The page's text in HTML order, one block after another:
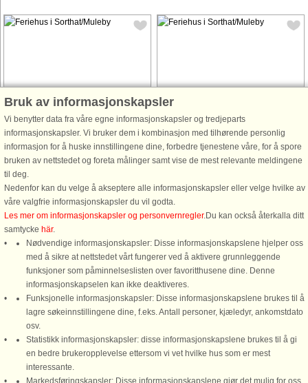
Sorthat/Muleby
4 personer, 76 m²
630 m til kyst.
Dette feriehus ligger i det fredelige
sommerhusområde Sorthat-Muleby,
kun i kort afstand fra den smukke
strand ved Sorthat Rev. På vej til
stranden passerer I gennem skoven,
hvor I vil støde på små
menneskeskabte ...
fra 6.393 NOK
Sorthat/Muleby
6 personer, 88 m²
1,0 km til kyst.
Ved Sorthat/Muleby finder I denne
kvalitetstømmer og hvor der virkelig
er lagt vægt på detaljerne.
Sommerhuset er indrettet med
spisestue. ...
fra 10.498 NOK
Bruk av informasjonskapsler
Vi benytter data fra våre egne informasjonskapsler og tredjeparts
informasjonskapsler. Vi bruker dem i kombinasjon med tilhørende personlig
informasjon for å huske innstillingene dine, forbedre tjenestene våre, for å spore
bruken av nettstedet og foreta målinger samt vise de mest relevante meldingene
til deg.
Nedenfor kan du velge å akseptere alle informasjonskapsler eller velge hvilke av
våre valgfrie informasjonskapsler du vil godta.
Les mer om informasjonskapsler og personvernregler.Du kan också återkalla ditt
samtycke här.
Nødvendige informasjonskapsler: Disse informasjonskapslene hjelper oss
med å sikre at nettstedet vårt fungerer ved å aktivere grunnleggende
funksjoner som påminnelseslisten over favoritthusene dine. Denne
informasjonskapselen kan ikke deaktiveres.
Funksjonelle informasjonskapsler: Disse informasjonskapslene brukes til å
lagre søkeinnstillingene dine, f.eks. Antall personer, kjæledyr, ankomstdato
osv.
Statistikk informasjonskapsler: disse informasjonskapslene brukes til å gi
en bedre brukeropplevelse ettersom vi vet hvilke hus som er mest
interessante.
Markedsføringskapsler: Disse informasjonskapslene gjør det mulig for oss